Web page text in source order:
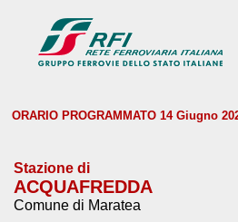
ORARIO PROGRAMMATO 14 Giugno
Stazione di
ACQUAFREDDA
Comune di Maratea